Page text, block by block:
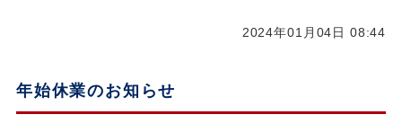
2024年01月04日 08:44
年始休業のお知らせ